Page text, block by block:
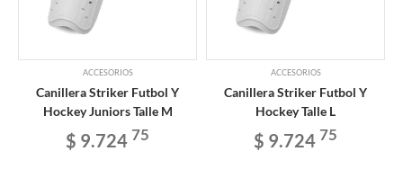
ACCESORIOS
Canillera Striker Futbol Y
Hockey Juniors Talle M
$ 9.724 75
ACCESORIOS
Canillera Striker Futbol Y
Hockey Talle L
$ 9.724 75